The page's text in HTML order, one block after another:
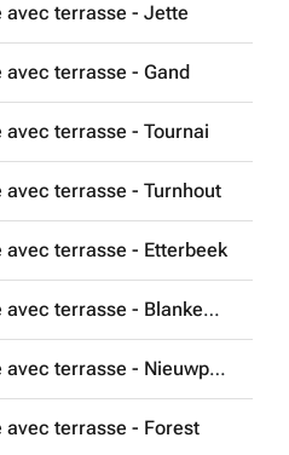
avec terrasse - Jette
terrasse - Gand
terrasse - Tournai
terrasse - Turnhout
terrasse - Etterbeek
Appartement à vendre avec terrasse - Blankenberge
Appartement à vendre avec terrasse - Nieuwpoort
terrasse - Forest